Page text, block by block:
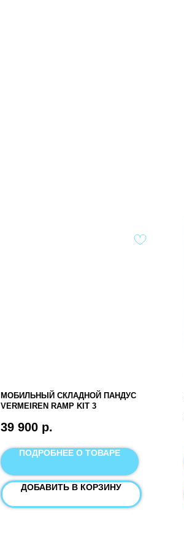
МОБИЛЬНЫЙ СКЛАДНОЙ ПАНДУС
VERMEIREN RAMP KIT 3
39 900 р.
ПОДРОБНЕЕ О ТОВАРЕ
ДОБАВИТЬ В КОРЗИНУ